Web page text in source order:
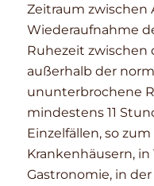
Zeitraum zwischen
Wiederaufnahme
Ruhezeit
außerhalb der
ununterbrochene
mindestens 11
Einzelfällen, so
Krankenhäusern,
Gastronomie, in